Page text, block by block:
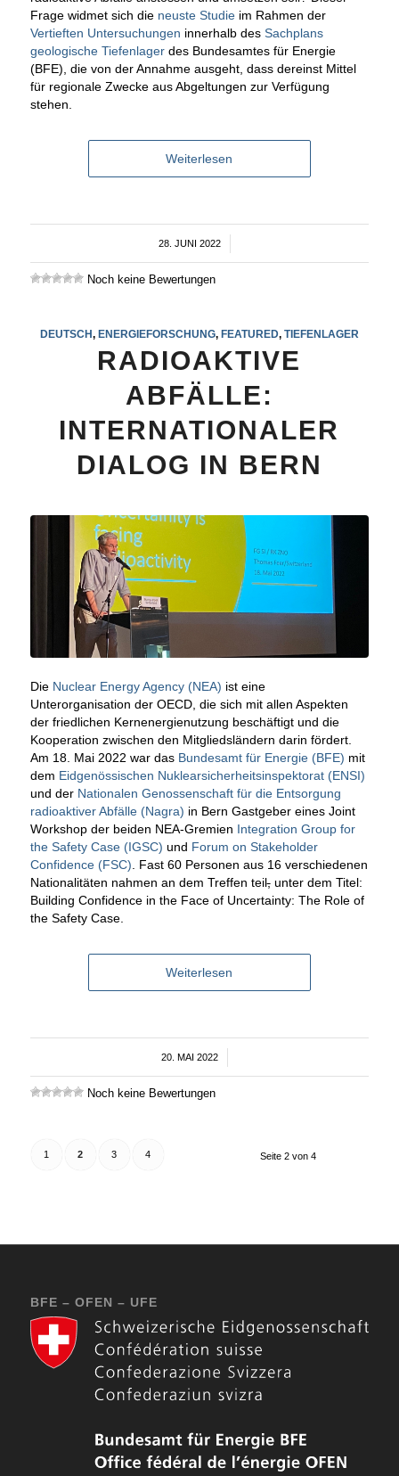
Frage widmet sich die neuste Studieim Rahmen der
Vertieften Untersuchungen innerhalb des Sachplans
geologische Tiefenlagerdes Bundesamtes für Energie
(BFE), die von der Annahme ausgeht, dass dereinst Mittel
für regionale Zwecke aus Abgeltungen zur Verfügung
stehen.
Weiterlesen
28. JUNI 2022
/
Noch keine Bewertungen
DEUTSCH, ENERGIEFORSCHUNG, FEATURED, TIEFENLAGER
RADIOAKTIVE
ABFÄLLE:
INTERNATIONALER
DIALOG IN BERN
Die Nuclear Energy Agency (NEA) ist eine
Unterorganisation der OECD, die sich mit allen Aspekten
der friedlichen Kernenergienutzung beschäftigt und die
Kooperation zwischen den Mitgliedsländern darin fördert.
Am 18. Mai 2022 war das Bundesamt für Energie (BFE) mit
dem Eidgenössischen Nuklearsicherheitsinspektorat (ENSI)
und der Nationalen Genossenschaft für die Entsorgung
radioaktiver Abfälle (Nagra) in Bern Gastgeber eines Joint
Workshop der beiden NEA-Gremien Integration Group for
the Safety Case (IGSC) und Forum on Stakeholder
Confidence (FSC) . Fast 60 Personen aus 16 verschiedenen
Nationalitäten nahmen an dem Treffen teil,unter dem Titel:
Building Confidence in the Face of Uncertainty: The Role of
the Safety Case.
Weiterlesen
20. MAI 2022
/
Noch keine Bewertungen
Seite 2 von 4
1 2 3 4
BFE – OFEN – UFE